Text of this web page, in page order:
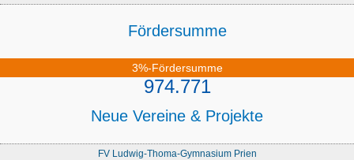
Fördersumme
3%-Fördersumme
974.771
Neue Vereine & Projekte
FV Ludwig-Thoma-Gymnasium Prien